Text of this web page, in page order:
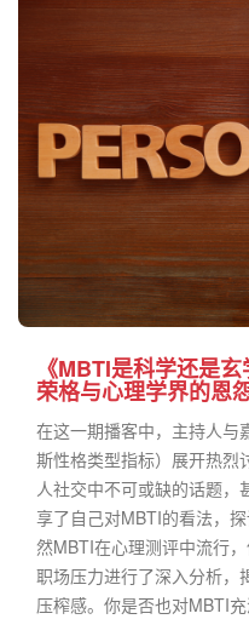
《MBTI是科学还是
荣格与心理学界的恩
在这一期播客中，主持人与
斯性格类型指标）展开热烈
人社交中不可或缺的话题，
享了自己对MBTI的看法，
然MBTI在心理测评中流行
职场压力进行了深入分析，
压榨感。你是否也对MBTI